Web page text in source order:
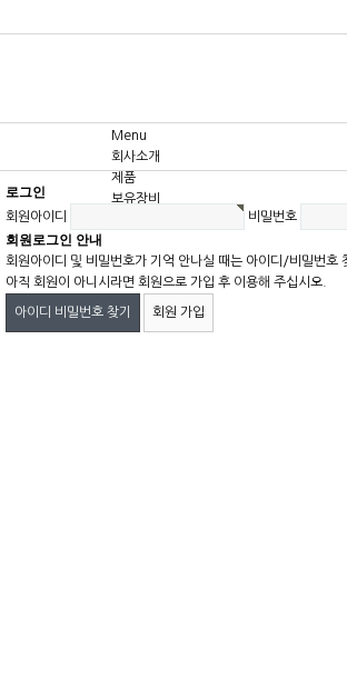
Menu
회사소개
제품
보유장비
로그인
회원아이디 비밀번호
회원로그인 안내
회원아이디 및 비밀번호가 기억 안나실 때는 아이디/비밀번호
아직 회원이 아니시라면 회원으로 가입 후 이용해 주십시오.
아이디 비밀번호 찾기 회원 가입